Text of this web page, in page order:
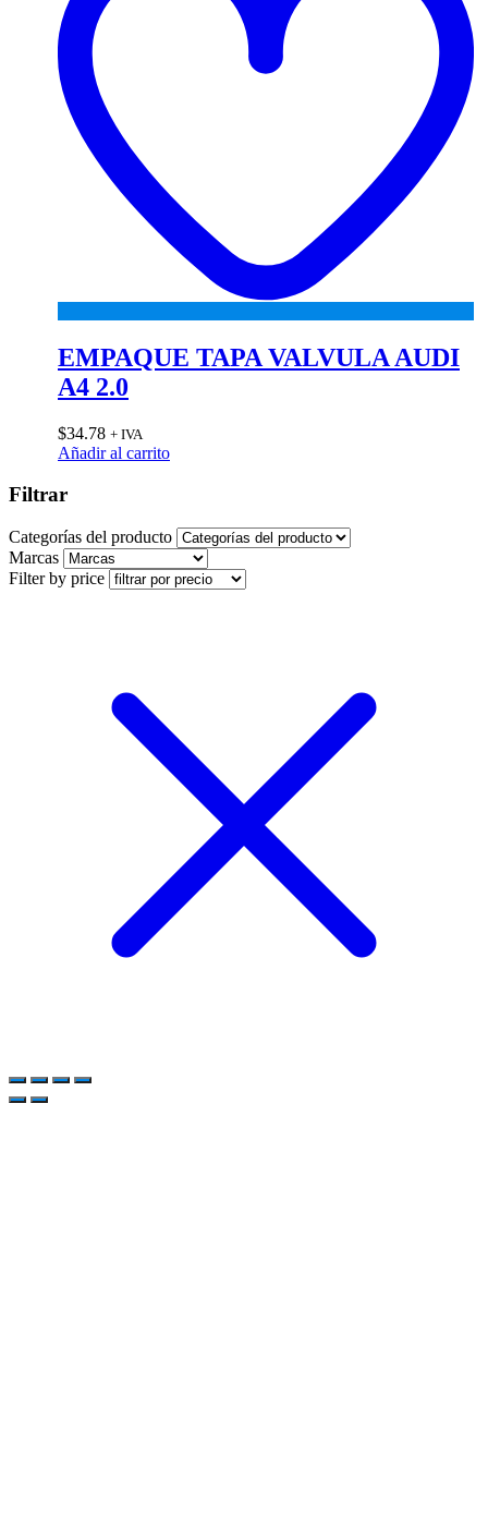
EMPAQUE TAPA VALVULA AUDI
A4 2.0
$34.78 + IVA
Añadir al carrito
Filtrar
Categorías del producto
Marcas
Filter by price